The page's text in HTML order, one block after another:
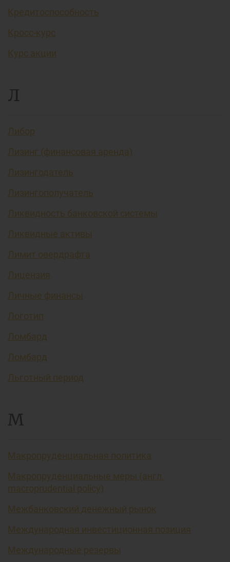
Кредитоспособность
Кросс-курс
Курс акции
Л
Либор
Лизинг (финансовая аренда)
Лизингодатель
Лизингополучатель
Ликвидность банковской системы
Ликвидные активы
Лимит овердрафта
Лицензия
Личные финансы
Логотип
Ломбард
Ломбард
Льготный период
М
Макропруденциальная политика
Макропруденциальные меры (англ.
macroprudential policy)
Межбанковский денежный рынок
Международная инвестиционная позиция
Международные резервы